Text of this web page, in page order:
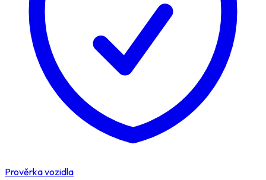
Prověrka vozidla